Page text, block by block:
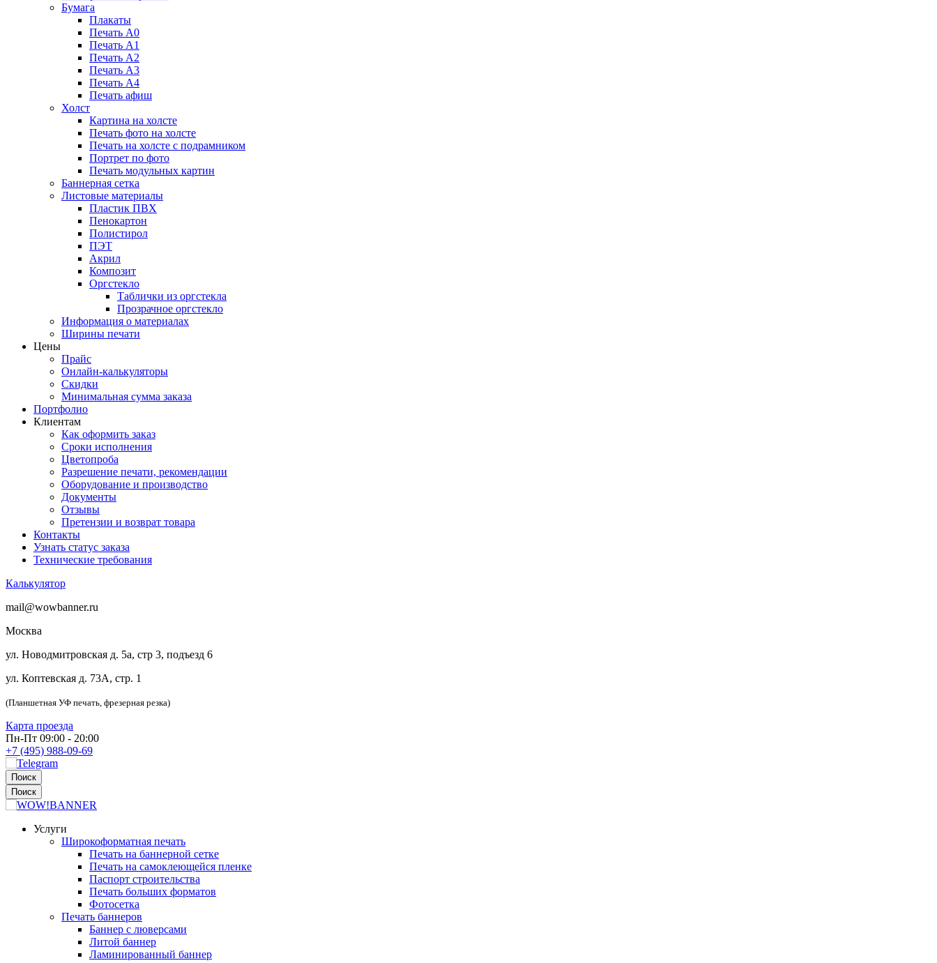
Бумага
Плакаты
Печать А0
Печать А1
Печать А2
Печать А3
Печать А4
Печать афиш
Холст
Картина на холсте
Печать фото на холсте
Печать на холсте с подрамником
Портрет по фото
Печать модульных картин
Баннерная сетка
Листовые материалы
Пластик ПВХ
Пенокартон
Полистирол
ПЭТ
Акрил
Композит
Оргстекло
Таблички из оргстекла
Прозрачное оргстекло
Информация о материалах
Ширины печати
Цены
Прайс
Онлайн-калькуляторы
Скидки
Минимальная сумма заказа
Портфолио
Клиентам
Как оформить заказ
Сроки исполнения
Цветопроба
Разрешение печати, рекомендации
Оборудование и производство
Документы
Отзывы
Претензии и возврат товара
Контакты
Узнать статус заказа
Технические требования
Калькулятор
mail@wowbanner.ru
Москва
ул. Новодмитровская д. 5а, стр 3, подъезд 6
ул. Коптевская д. 73А, стр. 1
(Планшетная УФ печать, фрезерная резка)
Карта проезда
Пн-Пт 09:00 - 20:00
+7 (495) 988-09-69
Поиск
Поиск
Услуги
Широкоформатная печать
Печать на баннерной сетке
Печать на самоклеющейся пленке
Паспорт строительства
Печать больших форматов
Фотосетка
Печать баннеров
Баннер с люверсами
Литой баннер
Ламинированный баннер